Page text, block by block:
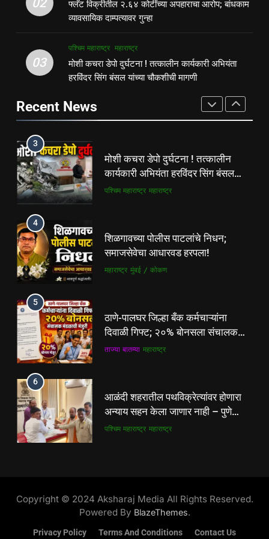
अपहाराचा आरोप; बांधकाम व्यावसायिक
दाम्पत्यावर गुन्हा
महाराष्ट्र मुंबई / कोकण
3
मोशी कचरा डेपो दुर्घटना ! तत्कालीन
4
शिळगावच्या पोलीस पाटलांचे निधन;
समाजसेवेचा आधारवड हरपला!
5
ठाणे-पालघर जिल्हा बँक कर्मचाऱ्यांना
दिवाळी गिफ्ट; २०% बोनसला संचालक
मंडळाची मंजुरी
6
आळंदी शहरातील पथविक्रेत्यांवर होणारा
अन्याय सहन केला जाणार नाही – पुणे
जिल्हा अध्यक्ष सोनवणे
7
कल्याण फाटा सर्कलवर नियम धाब्यावर;
वॉर्डनकडून अवजड वाहनांकडून पैशांची
वसुलीचा आरोप
पश्चिम महाराष्ट्र महाराष्ट्र
फ्लॅट विक्रीतील २.६४ कोटींच्या अपहाराचा आरोप; बांधकाम
व्यावसायिक दाम्पत्यावर गुन्हा
03
पश्चिम महाराष्ट्र महाराष्ट्र
मोशी कचरा डेपो दुर्घटना ! तत्कालीन कार्यकारी अभियंता
हरविंदर सिंग बंसल यांच्या चौकशीची मागणी
Recent News
बिडी कामगार परिसरावर डोळा
2
फ्लॅट विक्रीतील २.६४ कोटींच्या
अपहाराचा आरोप; बांधकाम व्यावसायिक
3
मोशी कचरा डेपो दुर्घटना ! तत्कालीन
कार्यकारी अभियंता हरविंदर सिंग बंसल
यांच्या चौकशीची मागणी
पश्चिम महाराष्ट्र महाराष्ट्र
4
शिळगावच्या पोलीस पाटलांचे निधन;
समाजसेवेचा आधारवड हरपला!
महाराष्ट्र मुंबई / कोकण
5
ठाणे-पालघर जिल्हा बँक कर्मचाऱ्यांना
दिवाळी गिफ्ट; २०% बोनसला संचालक
मंडळाची मंजुरी
ताज्या बातम्या महाराष्ट्र
6
आळंदी शहरातील पथविक्रेत्यांवर होणारा
अन्याय सहन केला जाणार नाही – पुणे
जिल्हा अध्यक्ष सोनवणे
पश्चिम महाराष्ट्र महाराष्ट्र
वसुलीचा आरोप
महाराष्ट्र मुंबई / कोकण
Copyright © 2024 Aksharaj Media All Rights Reserved.
Powered By BlazeThemes.
Privacy Policy Terms And Conditions Contact Us